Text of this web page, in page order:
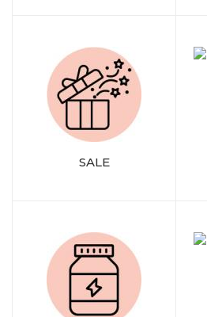
SALE